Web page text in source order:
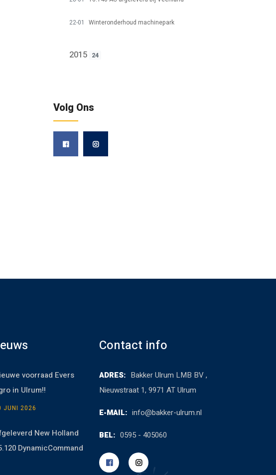
22-01 Winteronderhoud machinepark
2015 24
Volg Ons
voorraad Evers
in Ulrum!!
JUNI 2026
New Holland
DynamicCommand
Contact info
ADRES: Bakker Ulrum LMB BV ,
Nieuwstraat 1, 9971 AT Ulrum
E-MAIL: info@bakker-ulrum.nl
BEL: 0595 - 405060